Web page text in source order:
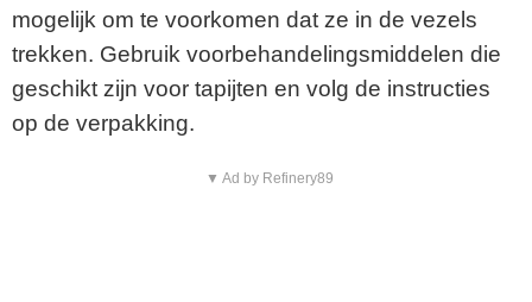
mogelijk om te voorkomen dat ze in de vezels
trekken. Gebruik voorbehandelingsmiddelen die
geschikt zijn voor tapijten en volg de instructies
op de verpakking.
▼ Ad by Refinery89